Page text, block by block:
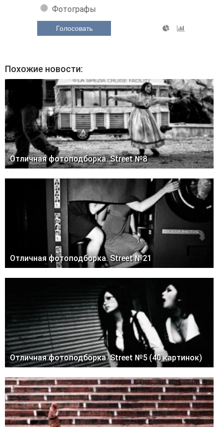
Фотографы
Голосовать
Похожие новости:
Отличная фотоподборка. Street №8
Отличная фотоподборка. Street №21
Отличная фотоподборка. Street №5 (40 картинок)